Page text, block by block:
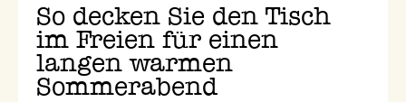
So decken Sie den Tisch
im Freien für einen
langen warmen
Sommerabend